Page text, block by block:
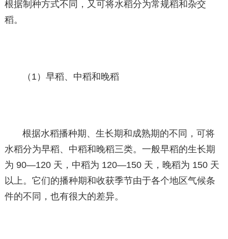
根据制种方式不同，又可将水稻分为常规稻和杂交
稻。
（1）早稻、中稻和晚稻
根据水稻播种期、生长期和成熟期的不同，可将
水稻分为早稻、中稻和晚稻三类。一般早稻的生长期
为 90—120 天，中稻为 120—150 天，晚稻为 150 天
以上。它们的播种期和收获季节由于各个地区气候条
件的不同，也有很大的差异。